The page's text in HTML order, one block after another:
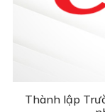
Thành lập